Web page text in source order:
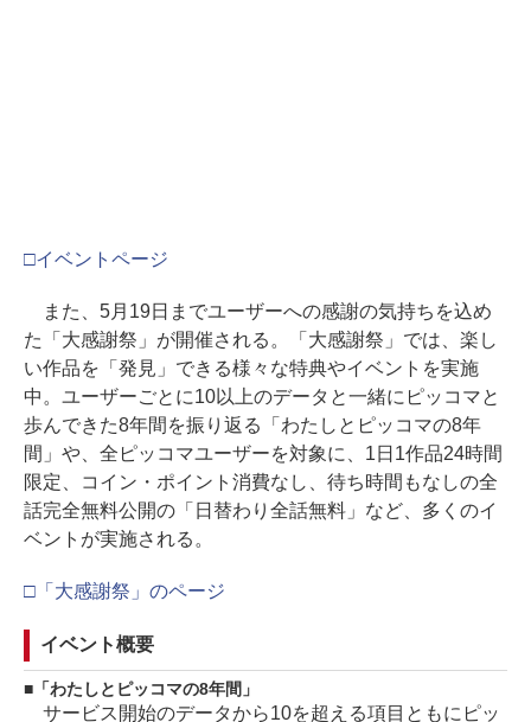
□イベントページ
また、5月19日までユーザーへの感謝の気持ちを込め
た「大感謝祭」が開催される。「大感謝祭」では、楽し
い作品を「発見」できる様々な特典やイベントを実施
中。ユーザーごとに10以上のデータと一緒にピッコマと
歩んできた8年間を振り返る「わたしとピッコマの8年
間」や、全ピッコマユーザーを対象に、1日1作品24時間
限定、コイン・ポイント消費なし、待ち時間もなしの全
話完全無料公開の「日替わり全話無料」など、多くのイ
ベントが実施される。
□「大感謝祭」のページ
イベント概要
「わたしとピッコマの8年間」
サービス開始のデータから10を超える項目ともにピッ